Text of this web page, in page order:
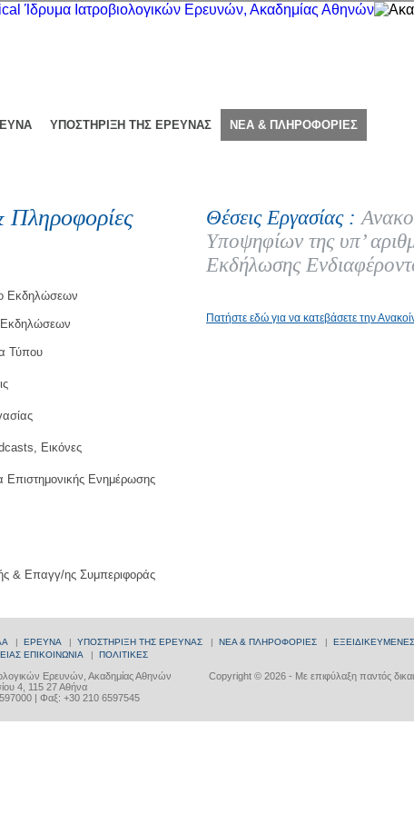
ΥΠΟΣΤΗΡΙΞΗ ΤΗΣ ΕΡΕΥΝΑΣ ΝΕΑ & ΠΛΗΡΟΦΟΡΙΕΣ
Εκδηλώσεων
Εκδηλώσεων
Τύπου
Εικόνες
Επιστημονικής Ενημέρωσης
& Επαγγ/ης Συμπεριφοράς
Θέσεις Εργασίας :
Υποψηφίων της υπ’
Εκδήλωσης
Πατήστε εδώ για να κατεβάσετε την
| ΕΡΕΥΝΑ | ΥΠΟΣΤΗΡΙΞΗ ΤΗΣ ΕΡΕΥΝΑΣ | ΝΕΑ & ΠΛΗΡΟΦΟΡΙΕΣ | ΕΞΕΙΔΙΚΕΥΜΕΝΕΣ
ΕΠΙΚΟΙΝΩΝΙΑ | ΠΟΛΙΤΙΚΕΣ
Copyright © 2026 - Με επιφύλαξη παντός
Ερευνών, Ακαδημίας Αθηνών
4, 115 27 Αθήνα
| Φαξ: +30 210 6597545